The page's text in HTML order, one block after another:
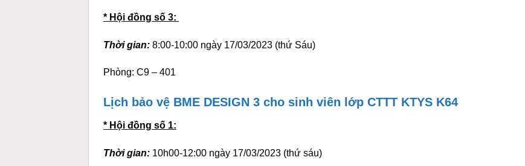
* Hội đồng số 3:
Thời gian: 8:00-10:00 ngày 17/03/2023 (thứ Sáu)
Phòng: C9 – 401
Lịch bảo vệ BME DESIGN 3 cho sinh viên lớp CTTT KTYS K64
* Hội đồng số 1:
Thời gian: 10h00-12:00 ngày 17/03/2023 (thứ sáu)